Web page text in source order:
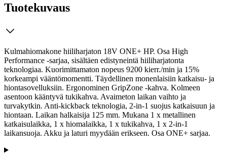
Tuotekuvaus
Kulmahiomakone hiiliharjaton 18V ONE+ HP. Osa High
Performance -sarjaa, sisältäen edistyneintä hiiliharjatonta
teknologiaa. Kuorimittamaton nopeus 9200 kierr./min ja 15%
korkeampi vääntömomentti. Täydellinen monenlaisiin katkaisu- ja
hiontasovelluksiin. Ergonominen GripZone -kahva. Kolmeen
asentoon kääntyvä tukikahva. Avaimeton laikan vaihto ja
turvakytkin. Anti-kickback teknologia, 2-in-1 suojus katkaisuun ja
hiontaan. Laikan halkaisija 125 mm. Mukana 1 x metallinen
katkaisulaikka, 1 x hiomalaikka, 1 x tukikahva, 1 x 2-in-1
laikansuoja. Akku ja laturi myydään erikseen. Osa ONE+ sarjaa.